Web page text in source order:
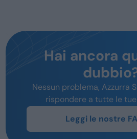
Hai ancora
Nessun problema, Azzurra
rispondere a tutte le
Leggi le nostre